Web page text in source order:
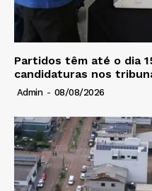
Partidos têm até o dia
candidaturas nos
Admin - 08/08/2026